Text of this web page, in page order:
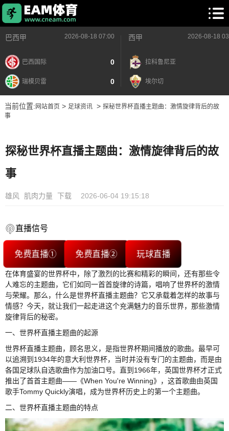
巴西甲 2026-08-18 07:00
巴西国际 0
瑞模贝雷 0
西甲 2026-08-18
拉科鲁尼亚
埃尔切
当前位置: 网站首页> 足球资讯> 探秘世界杯直播主题曲：激情旋律背后的故
事
探秘世界杯直播主题曲：激情旋律背后的故
事
雄风 肌肉力量 下载 2026-06-04 19:15:18
直播信号
免费直播① 免费直播② 玩球直播
在体育盛宴的世界杯中，除了激烈的比赛和精彩的瞬间，还有那些令
人难忘的主题曲，它们如同一首首旋律的诗篇，唱响了世界杯的激情
与荣耀。那么，什么是世界杯直播主题曲？它又承载着怎样的故事与
情感？今天，就让我们一起走进这个充满魅力的音乐世界，那些激情
旋律背后的秘密。
一、世界杯直播主题曲的起源
世界杯直播主题曲，顾名思义，是指世界杯期间播放的歌曲。最早可
以追溯到1934年的意大利世界杯，当时并没有专门的主题曲，而是由
各国足球队自选歌曲作为加油口号。直到1966年，英国世界杯才正式
推出了首首主题曲——《When You're Winning》，这首歌曲由英国
歌手Tommy Quickly演唱，成为世界杯历史上的第一个主题曲。
二、世界杯直播主题曲的特点